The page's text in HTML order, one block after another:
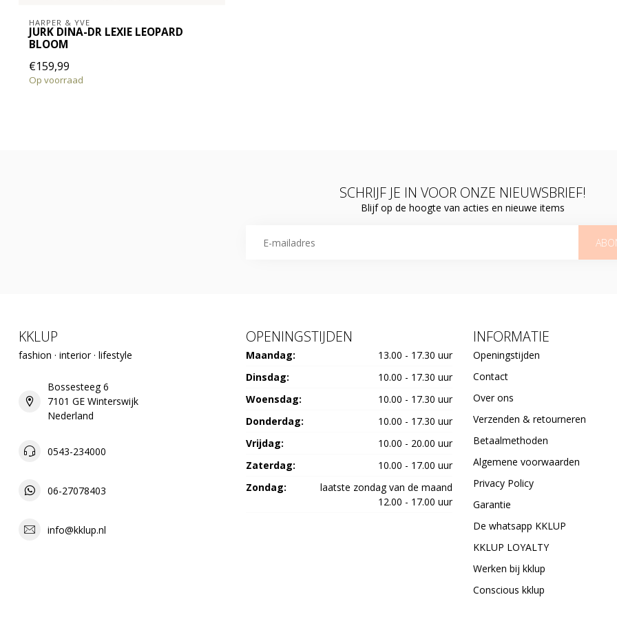
HARPER & YVE
JURK DINA-DR LEXIE LEOPARD
BLOOM
€159,99
Op voorraad
SCHRIJF JE IN VOOR ONZE NIEUWSBRIEF!
Blijf op de hoogte van acties en nieuwe items
KKLUP
fashion · interior · lifestyle
Bossesteeg 6
7101 GE Winterswijk
Nederland
0543-234000
06-27078403
info@kklup.nl
OPENINGSTIJDEN
Maandag:
13.00 - 17.30 uur
Dinsdag:
10.00 - 17.30 uur
Woensdag:
10.00 - 17.30 uur
Donderdag:
10.00 - 17.30 uur
Vrijdag:
10.00 - 20.00 uur
Zaterdag:
10.00 - 17.00 uur
Zondag:
laatste zondag van de maand
12.00 - 17.00 uur
INFORMATIE
Openingstijden
Contact
Over ons
Verzenden & retourneren
Betaalmethoden
Algemene voorwaarden
Privacy Policy
Garantie
De whatsapp KKLUP
KKLUP LOYALTY
Werken bij kklup
Conscious kklup